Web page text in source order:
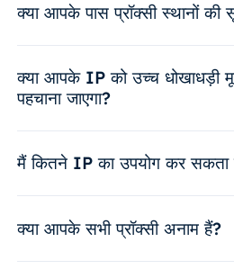
क्या आपके पास प्रॉक्सी स्थानों की
क्या आपके IP को उच्च धोखाधड़ी
पहचाना जाएगा?
मैं कितने IP का उपयोग कर सकता
क्या आपके सभी प्रॉक्सी अनाम हैं?